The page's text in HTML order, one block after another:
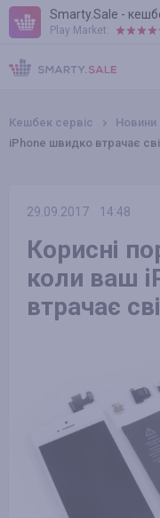
Smarty.Sale -
Play Market:
ПРАВИЛА
ПЛАГІНИ
Кешбек сервіс Новини
iPhone швидко втрачає
29.09.2017 14:48
Корисні
коли ваш
втрачає